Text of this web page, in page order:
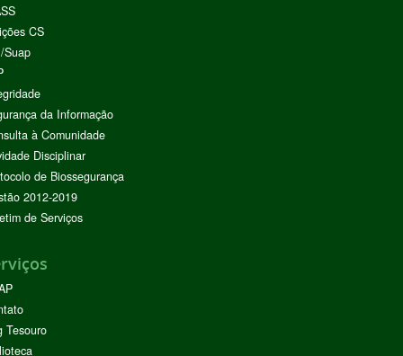
CS
Suap
da Informação
à Comunidade
Disciplinar
de Biossegurança
2012-2019
de Serviços
Tesouro